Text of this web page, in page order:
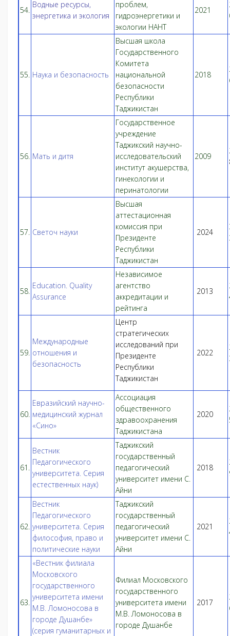
54.
Водные ресурсы,
энергетика и экология
проблем,
гидроэнергетики и
экологии НАНТ
2021
55. Наука и безопасность
Высшая школа
Государственного
Комитета
национальной
безопасности
Республики
Таджикистан
2018
56. Мать и дитя
Государственное
учреждение
Таджикский научно-
исследовательский
институт акушерства,
гинекологии и
перинатологии
2009
57. Светоч науки
Высшая
аттестационная
комиссия при
Президенте
Республики
Таджикистан
2024
58.
Education. Quality
Assurance
Независимое
агентство
аккредитации и
рейтинга
2013
59.
Международные
отношения и
безопасность
Центр
стратегических
исследований при
Президенте
Республики
Таджикистан
2022
60.
Евразийский научно-
медицинский журнал
«Сино»
Ассоциация
общественного
здравоохранения
Таджикистана
2020
61.
Вестник
Педагогического
университета. Серия
естественных наук)
Таджикский
государственный
педагогический
университет имени С.
Айни
2018
62.
Вестник
Педагогического
университета. Серия
философия, право и
политические науки
Таджикский
государственный
педагогический
университет имени С.
Айни
2021
63.
«Вестник филиала
Московского
государственного
университета имени
М.В. Ломоносова в
городе Душанбе»
(серия гуманитарных и
Филиал Московского
государственного
университета имени
М.В. Ломоносова в
городе Душанбе
2017